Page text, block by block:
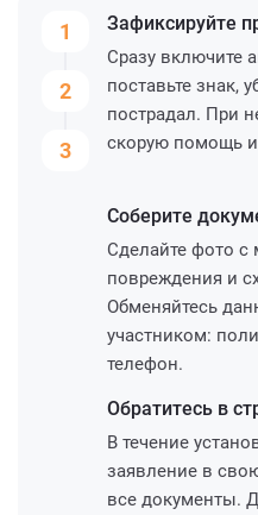
1
2
3
Зафиксируйте
Сразу включите
поставьте знак,
пострадал. При
скорую помощь
Соберите
Сделайте фото с
повреждения и
Обменяйтесь
участником:
телефон.
Обратитесь в
В течение
заявление в
все документы.